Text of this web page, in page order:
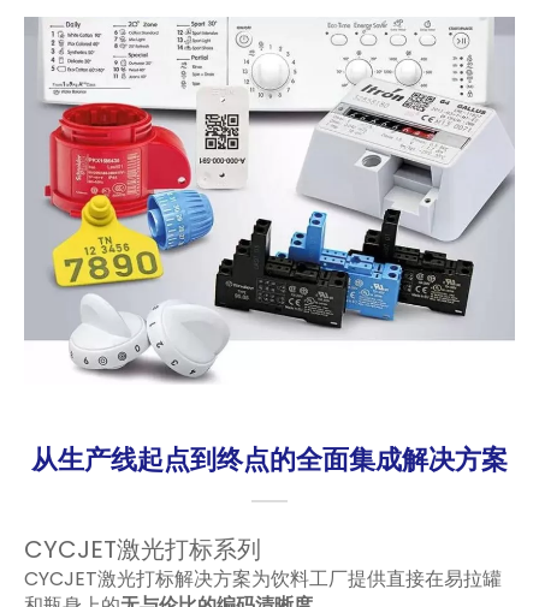
从生产线起点到终点的全面集成解决方案
CYCJET激光打标系列
CYCJET激光打标解决方案为饮料工厂提供直接在易拉罐